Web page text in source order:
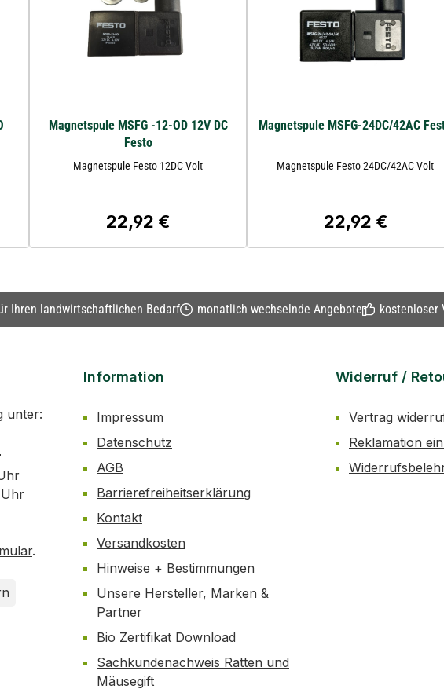
Magnetspule MSFG -12-OD 12V DC
Festo
Magnetspule Festo 12DC Volt
Regulärer Preis:
22,92 €
Magnetspule MSFG-24DC/42AC
Magnetspule Festo 24DC/42AC Volt
Regulärer Preis:
22,92 €
Ihren landwirtschaftlichen Bedarf monatlich wechselnde Angebote kostenloser
unter:
.
Information
Impressum
Datenschutz
AGB
Barrierefreiheitserklärung
Kontakt
Versandkosten
Hinweise + Bestimmungen
Unsere Hersteller, Marken &
Partner
Bio Zertifikat Download
Sachkundenachweis Ratten und
Mäusegift
Widerruf /
Vertrag
Reklamation